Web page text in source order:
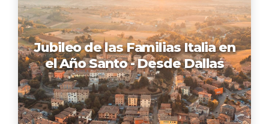
Jubileo de las Familias Italia en
el Año Santo - Desde Dallas